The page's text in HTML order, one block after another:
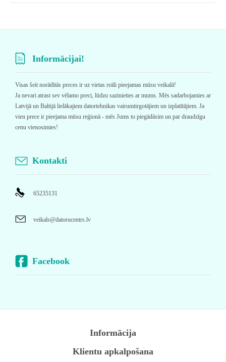
Informācijai!
Visas šeit norādītās preces ir uz vietas reāli pieejamas mūsu veikalā!
Ja nevari atrast sev vēlamo preci, lūdzu sazinieties ar mums. Mēs sadarbojamies ar
Latvijā un Baltijā lielākajiem datortehnikas vairumtirgotājiem un izplatītājiem. Ja
vien prece ir pieejama mūsu reģionā - mēs Jums to piegādāsim un par draudzīgu
cenu vienosimies!
Kontakti
65235131
veikals@datorucentrs.lv
Facebook
Informācija
Klientu apkalpošana